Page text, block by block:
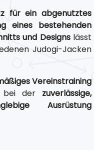
für ein abgenutztes
eines bestehenden
und Designslässt
Judogi-Jacken
Vereinstraining
der zuverlässige,
Ausrüstung